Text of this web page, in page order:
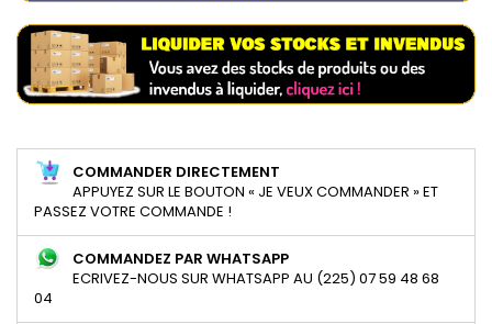
COMMANDER DIRECTEMENT
APPUYEZ SUR LE BOUTON « JE VEUX COMMANDER » ET
PASSEZ VOTRE COMMANDE !
COMMANDEZ PAR WHATSAPP
ECRIVEZ-NOUS SUR WHATSAPP AU (225) 07 59 48 68
04